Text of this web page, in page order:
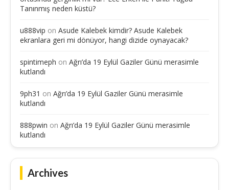
Tanınmış neden küstü?
u888vip on Asude Kalebek kimdir? Asude Kalebek
ekranlara geri mi dönüyor, hangi dizide oynayacak?
spintimeph on Ağrı’da 19 Eylül Gaziler Günü merasimle
kutlandı
9ph31 on Ağrı’da 19 Eylül Gaziler Günü merasimle
kutlandı
888pwin on Ağrı’da 19 Eylül Gaziler Günü merasimle
kutlandı
Archives